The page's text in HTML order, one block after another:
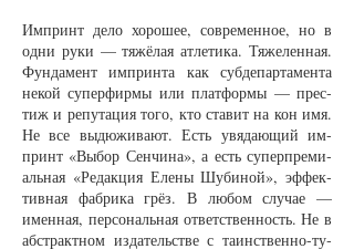
Им­принт де­ло хо­ро­шее, со­вре­мен­ное, но в
од­ни ру­ки — тя­жёлая ат­ле­ти­ка. Тя­же­лен­ная.
Фун­да­мент им­прин­та как суб­де­пар­та­мен­та
не­кой су­пер­фир­мы или плат­фор­мы — прес­
тиж и ре­пу­та­ция то­го, кто ста­вит на кон имя.
Не все вы­дю­жи­ва­ют. Есть увя­да­ю­щий им­
принт «Вы­бор Сен­чи­на», а есть су­пер­п­ре­ми­
аль­ная «Ре­дак­ция Еле­ны Шу­би­ной», эф­фек­
тив­ная фаб­ри­ка грёз. В лю­бом слу­чае —
имен­ная, пер­со­наль­ная от­вет­ст­вен­ность. Не в
аб­стракт­ном из­да­тельст­ве с та­инст­вен­но-ту­